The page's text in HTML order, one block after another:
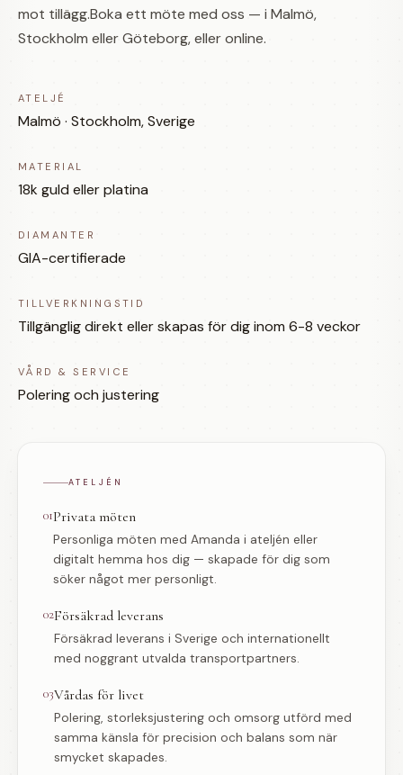
mot tillägg.Boka ett möte med oss — i Malmö,
Stockholm eller Göteborg, eller online.
ATELJÉ
Malmö · Stockholm, Sverige
MATERIAL
18k guld eller platina
DIAMANTER
GIA-certifierade
TILLVERKNINGSTID
Tillgänglig direkt eller skapas för dig inom 6-8 veckor
VÅRD & SERVICE
Polering och justering
ATELJÉN
01Privata möten
Personliga möten med Amanda i ateljén eller
digitalt hemma hos dig — skapade för dig som
söker något mer personligt.
02Försäkrad leverans
Försäkrad leverans i Sverige och internationellt
med noggrant utvalda transportpartners.
03Vårdas för livet
Polering, storleksjustering och omsorg utförd med
samma känsla för precision och balans som när
smycket skapades.